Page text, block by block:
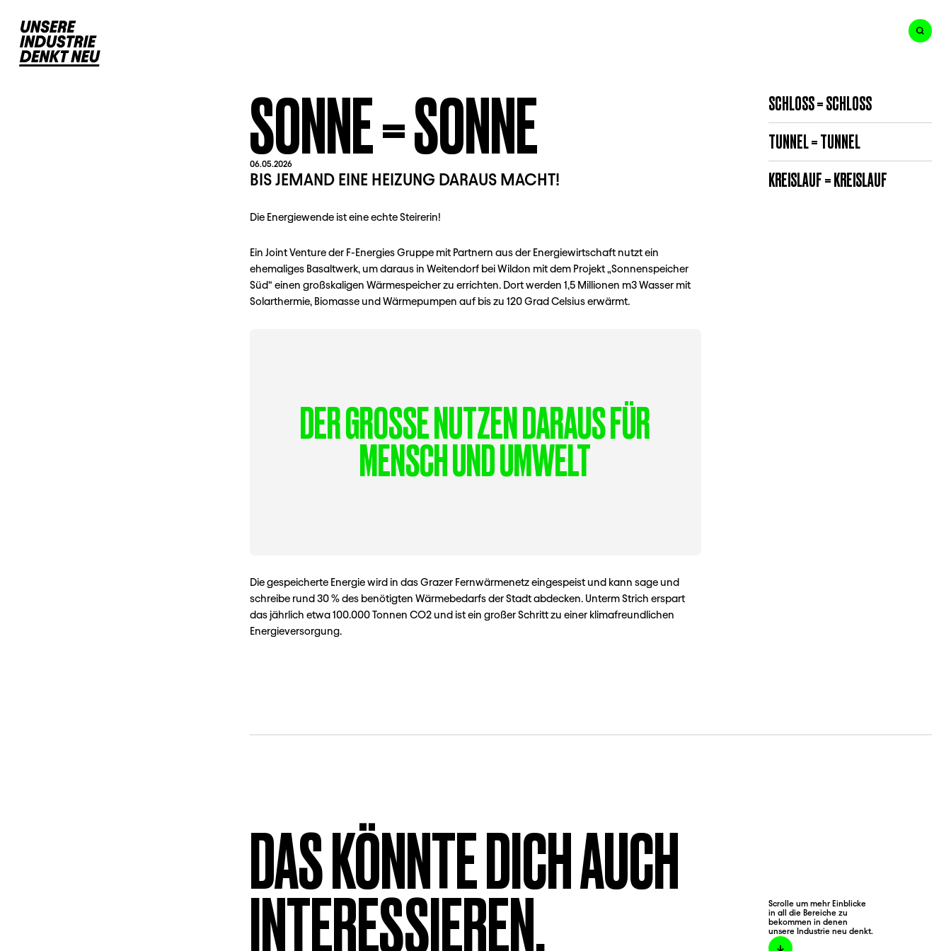
SONNE = SONNE
06.05.2026
BIS JEMAND EINE HEIZUNG DARAUS MACHT!
Die Energiewende ist eine echte Steirerin!
Ein Joint Venture der F-Energies Gruppe mit Partnern aus der Energiewirtschaft nutzt ein
ehemaliges Basaltwerk, um daraus in Weitendorf bei Wildon mit dem Projekt „Sonnenspeicher
Süd“ einen großskaligen Wärmespeicher zu errichten. Dort werden 1,5 Millionen m3 Wasser mit
Solarthermie, Biomasse und Wärmepumpen auf bis zu 120 Grad Celsius erwärmt.
DER GROSSE NUTZEN DARAUS FÜR M
ENSCH UND UMWELT
Die gespeicherte Energie wird in das Grazer Fernwärmenetz eingespeist und kann sage und
schreibe rund 30 % des benötigten Wärmebedarfs der Stadt abdecken. Unterm Strich erspart
das jährlich etwa 100.000 Tonnen CO2 und ist ein großer Schritt zu einer klimafreundlichen
Energieversorgung.
SCHLOSS = SCHLOSS
TUNNEL = TUNNEL
KREISLAUF = KREISLAUF
DAS KÖNNTE DICH AUCH
INTERESSIEREN.
Scrolle um mehr Einblicke
in all die Bereiche zu
bekommen in denen
unsere Industrie neu denkt.